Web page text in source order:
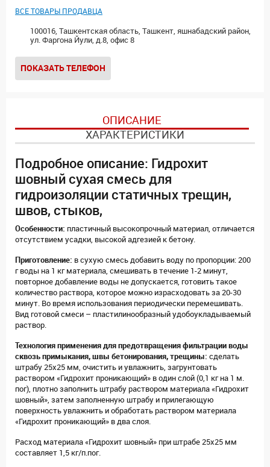
ВСЕ ТОВАРЫ ПРОДАВЦА
100016, Ташкентская область, Ташкент, яшнабадский район,
ул. Фаргона Йули, д.8, офис 8
ПОКАЗАТЬ ТЕЛЕФОН
ОПИСАНИЕ
ХАРАКТЕРИСТИКИ
Подробное описание: Гидрохит
шовный сухая смесь для
гидроизоляции статичных трещин,
швов, стыков,
Особенности: пластичный высокопрочный материал, отличается
отсутствием усадки, высокой адгезией к бетону.
Приготовление: в сухую смесь добавить воду по пропорции: 200
г воды на 1 кг материала, смешивать в течение 1-2 минут,
повторное добавление воды не допускается, готовить такое
количество раствора, которое можно израсходовать за 20-30
минут. Во время использования периодически перемешивать.
Вид готовой смеси – пластилинообразный удобоукладываемый
раствор.
Технология применения для предотвращения фильтрации воды
сквозь примыкания, швы бетонирования, трещины: сделать
штрабу 25х25 мм, очистить и увлажнить, загрунтовать
раствором «Гидрохит проникающий» в один слой (0,1 кг на 1 м.
пог), плотно заполнить штрабу раствором материала «Гидрохит
шовный», затем заполненную штрабу и прилегающую
поверхность увлажнить и обработать раствором материала
«Гидрохит проникающий» в два слоя.
Расход материала «Гидрохит шовный» при штрабе 25х25 мм
составляет 1,5 кг/п.пог.